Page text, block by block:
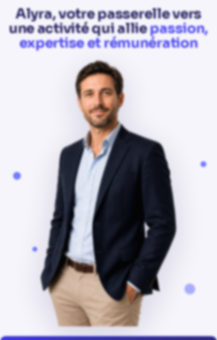
Alyra, votre passerelle vers
une activité qui alliepassion,
expertise et rémunération